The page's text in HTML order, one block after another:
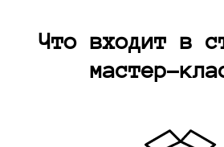
Что входит в
мастер-